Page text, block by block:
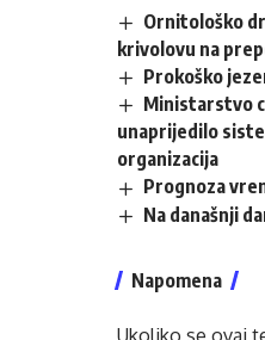
Ornitološko
krivolovu na
Prokoško
Ministarstvo
unaprijedilo
organizacija
Prognoza
Na današnji
Napomena
Ukoliko se ovaj